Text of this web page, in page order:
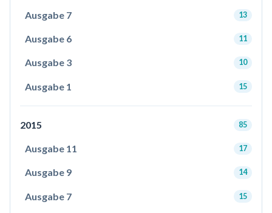
Ausgabe 7 13
Ausgabe 6 11
Ausgabe 3 10
Ausgabe 1 15
2015 85
Ausgabe 11 17
Ausgabe 9 14
Ausgabe 7 15